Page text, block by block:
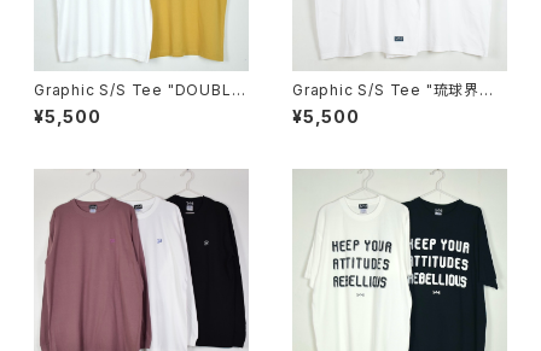
Graphic S/S Tee "DOUBLE
FACE"
¥5,500
Graphic S/S Tee "琉球界隈
タイムトラベル"
¥5,500